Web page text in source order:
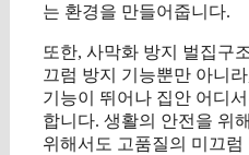
는 환경을 만들어줍니다.
또한, 사막화 방지 벌집구
끄럼 방지 기능뿐만 아니
기능이 뛰어나 집안 어디
합니다. 생활의 안전을 위
위해서도 고품질의 미끄